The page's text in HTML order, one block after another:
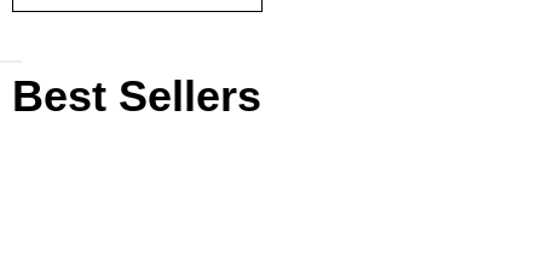
Best Sellers